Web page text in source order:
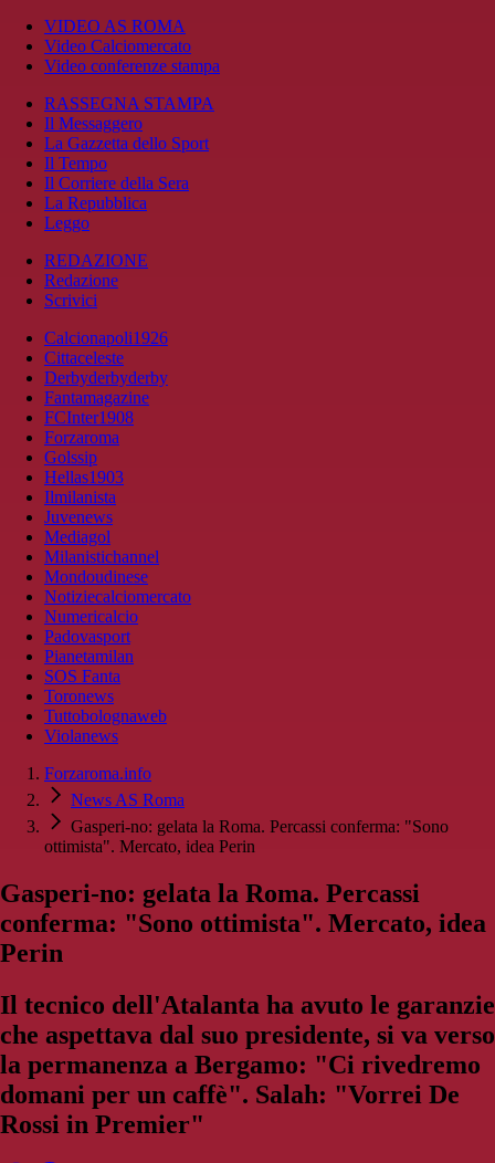
VIDEO AS ROMA
Video Calciomercato
Video conferenze stampa
RASSEGNA STAMPA
Il Messaggero
La Gazzetta dello Sport
Il Tempo
Il Corriere della Sera
La Repubblica
Leggo
REDAZIONE
Redazione
Scrivici
Calcionapoli1926
Cittaceleste
Derbyderbyderby
Fantamagazine
FCInter1908
Forzaroma
Golssip
Hellas1903
Ilmilanista
Juvenews
Mediagol
Milanistichannel
Mondoudinese
Notiziecalciomercato
Numericalcio
Padovasport
Pianetamilan
SOS Fanta
Toronews
Tuttobolognaweb
Violanews
Forzaroma.info
News AS Roma
Gasperi-no: gelata la Roma. Percassi conferma: "Sono
ottimista". Mercato, idea Perin
Gasperi-no: gelata la Roma. Percassi
conferma: "Sono ottimista". Mercato, idea
Perin
Il tecnico dell'Atalanta ha avuto le garanzie
che aspettava dal suo presidente, si va verso
la permanenza a Bergamo: "Ci rivedremo
domani per un caffè". Salah: "Vorrei De
Rossi in Premier"